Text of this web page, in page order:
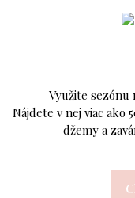
Využite sezónu
Nájdete v nej viac ako
džemy a